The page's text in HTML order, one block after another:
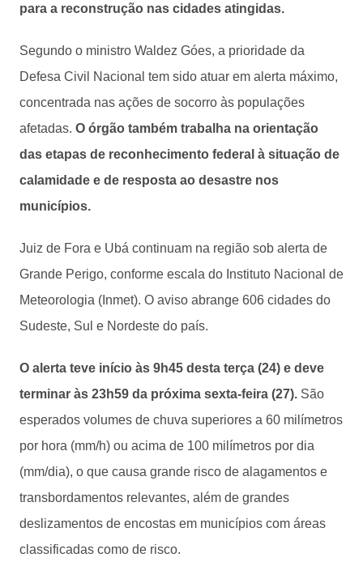
para a reconstrução nas cidades atingidas.
Segundo o ministro Waldez Góes, a prioridade da
Defesa Civil Nacional tem sido atuar em alerta máximo,
concentrada nas ações de socorro às populações
afetadas. O órgão também trabalha na orientação
das etapas de reconhecimento federal à situação de
calamidade e de resposta ao desastre nos
municípios.
Juiz de Fora e Ubá continuam na região sob alerta de
Grande Perigo, conforme escala do Instituto Nacional de
Meteorologia (Inmet). O aviso abrange 606 cidades do
Sudeste, Sul e Nordeste do país.
O alerta teve início às 9h45 desta terça (24) e deve
terminar às 23h59 da próxima sexta-feira (27). São
esperados volumes de chuva superiores a 60 milímetros
por hora (mm/h) ou acima de 100 milímetros por dia
(mm/dia), o que causa grande risco de alagamentos e
transbordamentos relevantes, além de grandes
deslizamentos de encostas em municípios com áreas
classificadas como de risco.